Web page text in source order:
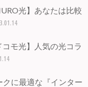
光】あなたは比較
コモ光】人気の光コラ
クに最適な『インター